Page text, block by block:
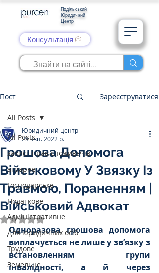
Подільський
Юридичний
Центр
Консультація
Пост Зареєструватися
All Posts
захист прав споживачів
аграрне
Господарське
Податкове
Адміністративне
Для юридичних осіб
Трудове
Земельне
All Posts
Грошова Допомога
Військовому У Звязку Із
Травмою, Пораненням |
Військовий Адвокат
Юридичний центр
25 квіт. 2022 р.
Оцінка: NaN з 5 зірок.
Одноразова грошова допомога
виплачується не лише у зв’язку з
встановленням групи
інвалідності, а й через